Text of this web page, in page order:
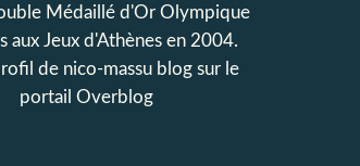
Médaillé d'Or Olympique
aux Jeux d'Athènes en 2004.
de nico-massu blogsur le
portail Overblog